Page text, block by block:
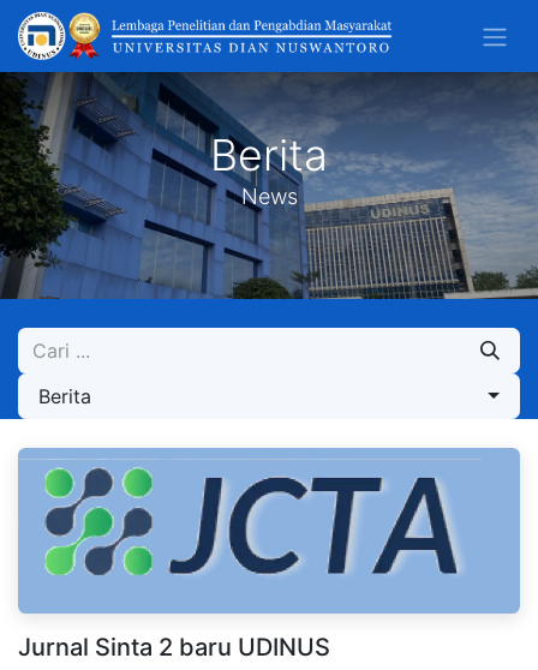
Berita
News
Berita
Jurnal Sinta 2 baru UDINUS